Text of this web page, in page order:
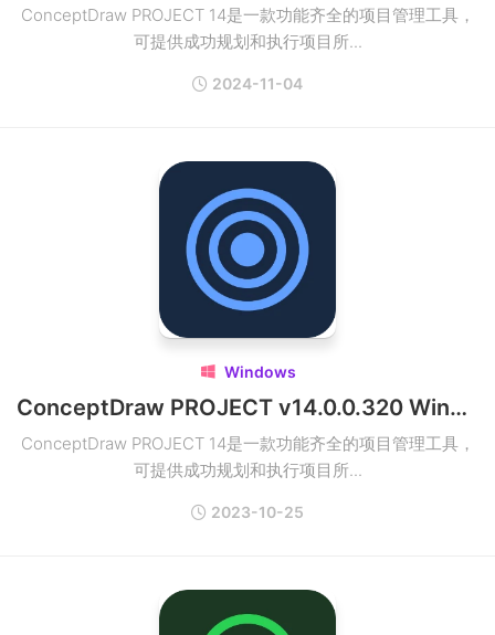
ConceptDraw PROJECT 14是一款功能齐全的项目管理工具，
可提供成功规划和执行项目所...
2024-11-04
 Windows
ConceptDraw PROJECT v14.0.0.320 Win全功能项目管理软件
ConceptDraw PROJECT 14是一款功能齐全的项目管理工具，
可提供成功规划和执行项目所...
2023-10-25